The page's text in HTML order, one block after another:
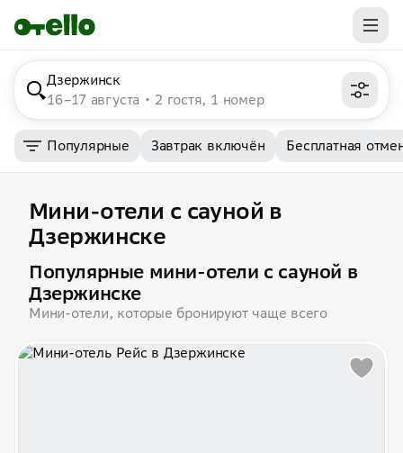
Дзержинск
16–17 августа
2 гостя, 1 номер
Популярные Завтрак включён Бесплатная
Мини-отели с сауной в
Дзержинске
Популярные мини-отели с сауной в
Дзержинске
Мини-отели, которые бронируют чаще всего